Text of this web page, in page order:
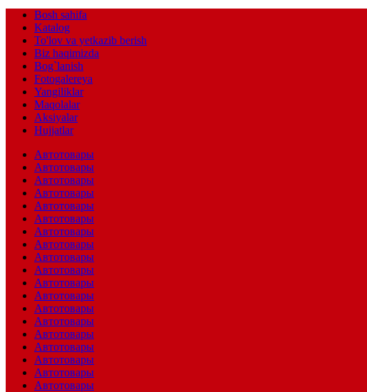
Bosh sahifa
Katalog
To'lov va yetkazib berish
Biz haqimizda
Bog`lanish
Fotogalereya
Yangiliklar
Maqolalar
Aksiyalar
Hujjatlar
Автотовары
Автотовары
Автотовары
Автотовары
Автотовары
Автотовары
Автотовары
Автотовары
Автотовары
Автотовары
Автотовары
Автотовары
Автотовары
Автотовары
Автотовары
Автотовары
Автотовары
Автотовары
Автотовары